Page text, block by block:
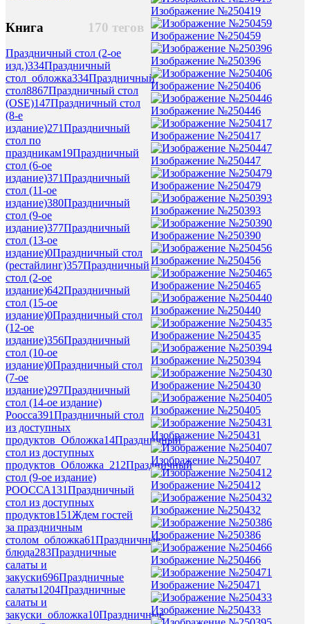
170 тегов
Книга
Праздничный стол (2-ое
изд.)334Праздничный
стол_обложка334Праздничный
стол8867Праздничный стол
(OSE)147Праздничный стол
(8-е
издание)271Праздничный
стол по
праздникам19Праздничный
стол (6-ое
издание)371Праздничный
стол (11-ое
издание)380Праздничный
стол (9-ое
издание)377Праздничный
стол (13-ое
издание)0Праздничный стол
(рестайлинг)357Праздничный
стол (2-ое
издание)642Праздничный
стол (15-ое
издание)0Праздничный стол
(12-ое
издание)356Праздничный
стол (10-ое
издание)0Праздничный стол
(7-ое
издание)297Праздничный
стол (14-ое издание)
Роосса391Праздничный стол
из доступных
продуктов_Обложка14Праздничный
стол из доступных
продуктов_Обложка_212Праздничный
стол (9-ое издание)
РООССА131Праздничный
стол из доступных
продуктов151Ждем гостей
за праздничным
столом_обложка61Праздничные
блюда283Праздничные
салаты и
закуски696Праздничные
салаты1204Праздничные
салаты и
закуски_обложка10Праздничные
Изображение №250419
Изображение №250459
Изображение №250396
Изображение №250406
Изображение №250446
Изображение №250417
Изображение №250447
Изображение №250479
Изображение №250393
Изображение №250390
Изображение №250456
Изображение №250465
Изображение №250440
Изображение №250435
Изображение №250394
Изображение №250430
Изображение №250405
Изображение №250431
Изображение №250407
Изображение №250412
Изображение №250432
Изображение №250386
Изображение №250466
Изображение №250471
Изображение №250433